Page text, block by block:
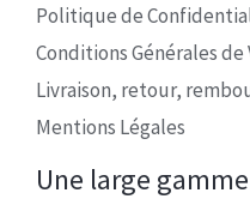
Politique de
Conditions Générales de
Livraison, retour,
Mentions Légales
Une large